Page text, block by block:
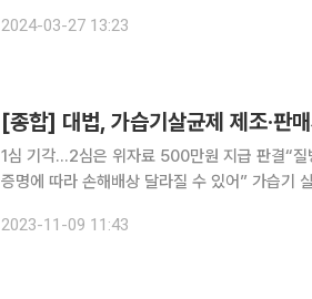
승욱 교수팀과 함께 박테리오파지를 이용해 일
2024-03-27 13:23
[종합] 대법, 가습기살균제 제조‧판
1심 기각…2심은 위자료 500만원 지급 판결“질
증명에 따라 손해배상 달라질 수 있어” 가습기 살균제를 제조 및 판매한 회사가 피해자에게 손해를
2023-11-09 11:43